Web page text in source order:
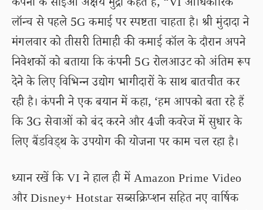
कंपनी के सीईओ अक्षय मुंद्रा कहते हैं, “VI आधिकारिक
लॉन्च से पहले 5G कमाई पर स्पष्टता चाहता है। श्री मुंदादा ने
मंगलवार को तीसरी तिमाही की कमाई कॉल के दौरान अपने
निवेशकों को बताया कि कंपनी 5G रोलआउट को अंतिम रूप
देने के लिए विभिन्न उद्योग भागीदारों के साथ बातचीत कर
रही है। कंपनी ने एक बयान में कहा, ‘हम आपको बता रहे हैं
कि 3G सेवाओं को बंद करने और 4जी कवरेज में सुधार के
लिए बैंडविड्थ के उपयोग की योजना पर काम चल रहा है।
ध्यान रखें कि VI ने हाल ही में Amazon Prime Video
और Disney+ Hotstar सब्सक्रिप्शन सहित नए वार्षिक